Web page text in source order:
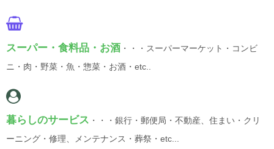
スーパー・食料品・お酒 ・・・スーパーマーケット・コンビ
ニ・肉・野菜・魚・惣菜・お酒・etc..
暮らしのサービス ・・・銀行・郵便局・不動産、住まい・クリ
ーニング・修理、メンテナンス・葬祭・etc...